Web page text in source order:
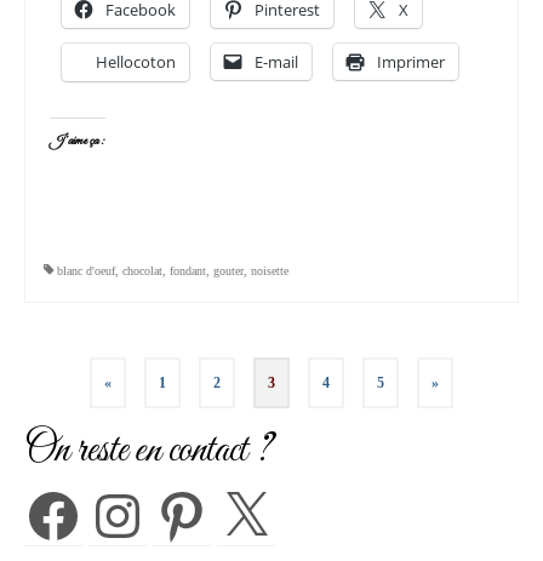
Facebook Pinterest X
Hellocoton E-mail Imprimer
J’aime ça :
blanc d'oeuf, chocolat fondant gouter, noisette
Pagination
des
publications
« 1 2 3 4 5 »
On reste en contact ?
FacebookInstagramPinterest X